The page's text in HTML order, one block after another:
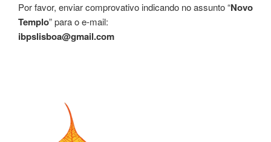
Por favor, enviar comprovativo indicando no assunto “Novo
Templo” para o e-mail:
ibpslisboa@gmail.com